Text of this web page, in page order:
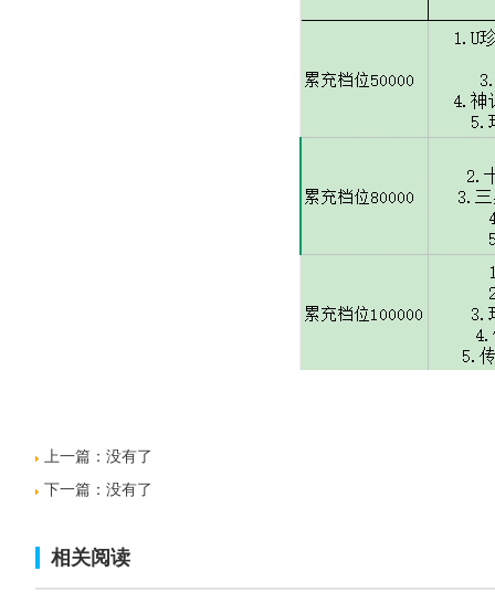
上一篇：没有了
下一篇：没有了
相关阅读